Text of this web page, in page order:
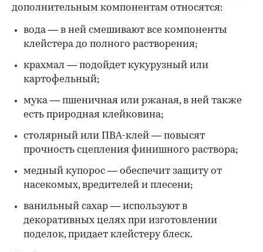
дополнительным компонентам относятся:
вода — в ней смешивают все компоненты
клейстера до полного растворения;
крахмал — подойдет кукурузный или
картофельный;
мука — пшеничная или ржаная, в ней также
есть природная клейковина;
столярный или ПВА-клей — повысят
прочность сцепления финишного раствора;
медный купорос — обеспечит защиту от
насекомых, вредителей и плесени;
ванильный сахар — используют в
декоративных целях при изготовлении
поделок, придает клейстеру блеск.